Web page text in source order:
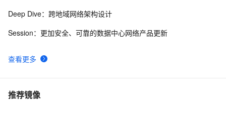
查看更多
Deep Dive：跨地域网络架构设计
Session：更加安全、可靠的数据中心网络产品更新
推荐镜像